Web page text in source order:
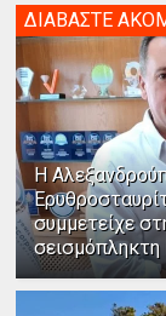
ΔΙΑΒΑΣΤΕ
Η
συμμετείχε
σεισμόπληκτη